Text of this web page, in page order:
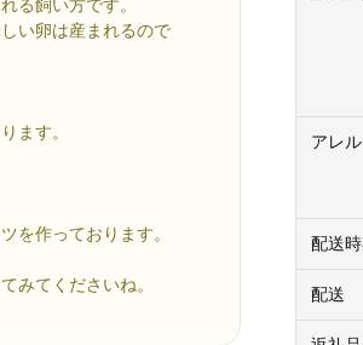
る飼い方です。
い卵は産まれるので
ます。
を作っております。
みてくださいね。
アレ
配送
配送